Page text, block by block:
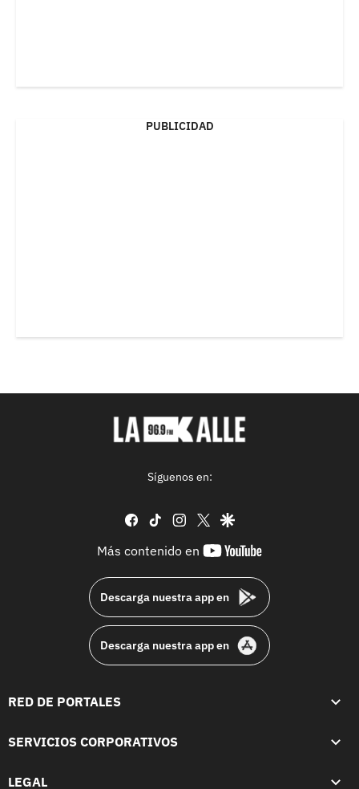
PUBLICIDAD
Síguenos en:
facebook
tiktok instagram
twittergoogle
Más contenido en
youtube-
Descarga nuestra app en
Descarga nuestra app en
RED DE PORTALES
SERVICIOS CORPORATIVOS
LEGAL